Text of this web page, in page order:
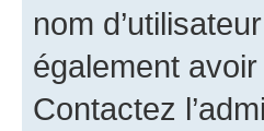
nom
également
Contactez